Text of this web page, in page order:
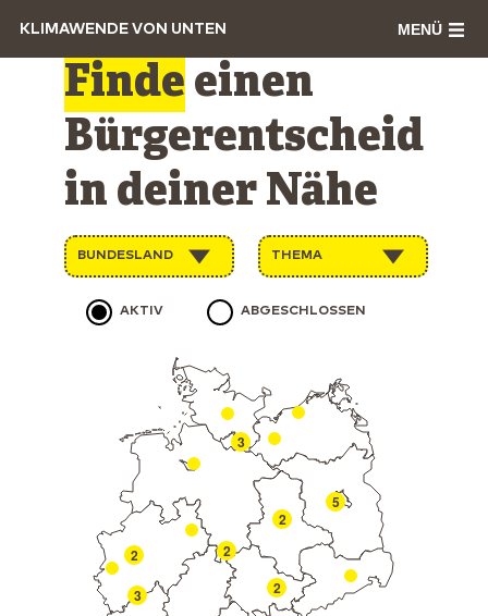
KLIMAWENDE VON UNTEN MENÜ
3
2
3
2
2
5
2
Finde einen
Bürgerentscheid
in deiner Nähe
BUNDESLAND THEMA
AKTIV ABGESCHLOSSEN